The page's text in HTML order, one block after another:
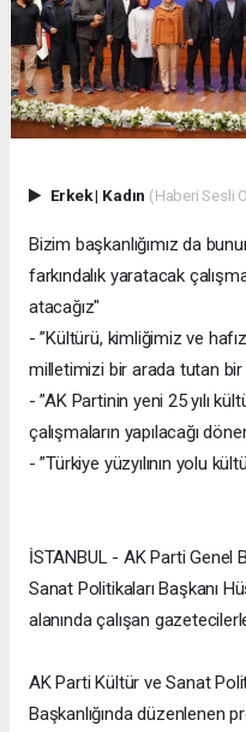
Erkek| Kadın (Haberi Sesli
Bizim başkanlığımız da
farkındalık yaratacak
atacağız"
- ⁠”Kültürü, kimliğimiz ve
milletimizi bir arada tutan bir
- ⁠”AK Partinin yeni 25 yılı
çalışmaların yapılacağı
- ⁠”Türkiye yüzyılının yolu
İSTANBUL - AK Parti Genel
Sanat Politikaları Başkanı
alanında çalışan
AK Parti Kültür ve Sanat
Başkanlığında düzenlenen